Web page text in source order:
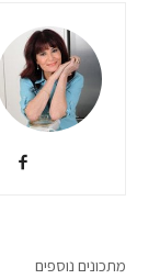
מתכונים נוספים